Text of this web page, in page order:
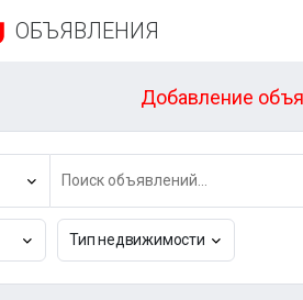
ОБЪЯВЛЕНИЯ
Добавление
Тип недвижимости